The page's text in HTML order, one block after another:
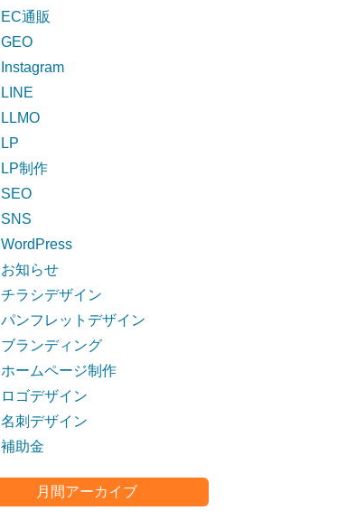
EC通販
GEO
Instagram
LINE
LLMO
LP
LP制作
SEO
SNS
WordPress
お知らせ
チラシデザイン
パンフレットデザイン
ブランディング
ホームページ制作
ロゴデザイン
名刺デザイン
補助金
月間アーカイブ